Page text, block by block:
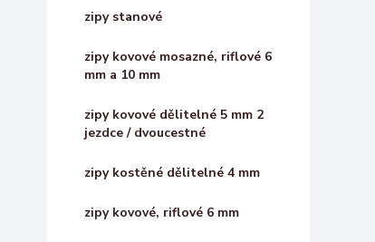
zipy stanové
zipy kovové mosazné, riflové 6
mm a 10 mm
zipy kovové dělitelné 5 mm 2
jezdce / dvoucestné
zipy kostěné dělitelné 4 mm
zipy kovové, riflové 6 mm